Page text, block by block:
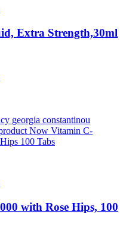
Extra Strength,30ml
with Rose Hips, 100